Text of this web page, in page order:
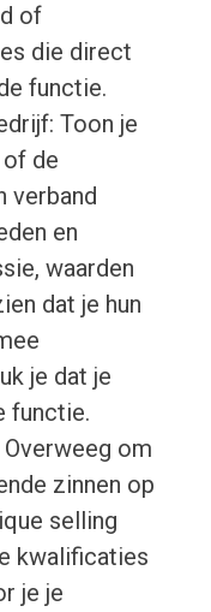
of
die direct
functie.
Toon je
de
verband
en
waarden
dat je hun
je dat je
functie.
om
zinnen op
selling
kwalificaties
je je